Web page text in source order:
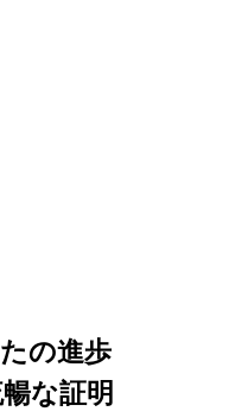
の進歩
な証明